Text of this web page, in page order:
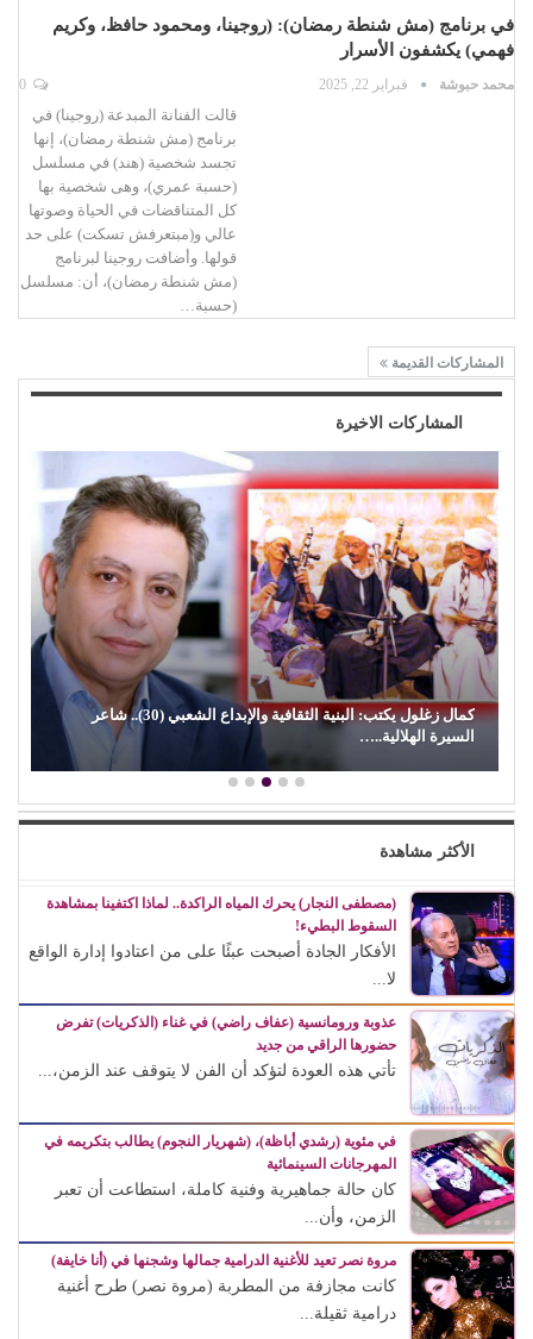
في برنامج (مش شنطة رمضان): (روجينا، ومحمود حافظ، وكريم
فهمي) يكشفون الأسرار
محمد حبوشة فبراير 22, 2025
قالت الفنانة المبدعة (روجينا) في
برنامج (مش شنطة رمضان)، إنها
تجسد شخصية (هند) في مسلسل
(حسبة عمري)، وهى شخصية بها
كل المتناقضات في الحياة وصوتها
عالي و(مبتعرفش تسكت) على حد
قولها. وأضافت روجينا لبرنامج
(مش شنطة رمضان)، أن: مسلسل
(حسبة…
المشاركات القديمة
المشاركات الاخيرة
كمال زغلول يكتب: البنية الثقافية والإبداع الشعبي (30).. شاعر
السيرة الهلالية..…
الأكثر مشاهدة
(مصطفى النجار) يحرك المياه الراكدة.. لماذا اكتفينا بمشاهدة
السقوط البطيء!
الأفكار الجادة أصبحت عبئًا على من اعتادوا إدارة الواقع
لا...
عذوبة ورومانسية (عفاف راضي) في غناء (الذكريات) تفرض
حضورها الراقي من جديد
تأتي هذه العودة لتؤكد أن الفن لا يتوقف عند الزمن،...
في مئوية (رشدي أباظة)، (شهريار النجوم) يطالب بتكريمه في
المهرجانات السينمائية
كان حالة جماهيرية وفنية كاملة، استطاعت أن تعبر
الزمن، وأن...
مروة نصر تعيد للأغنية الدرامية جمالها وشجنها في (أنا خايفة)
كانت مجازفة من المطربة (مروة نصر) طرح أغنية
درامية ثقيلة...